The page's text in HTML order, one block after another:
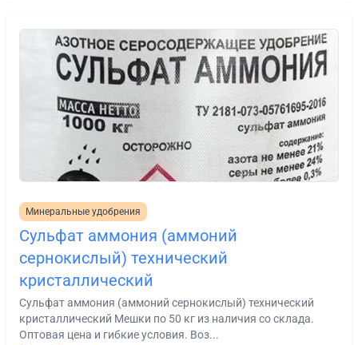
Минеральные удобрения
Сульфат аммония (аммоний
сернокислый) технический
кристаллический
Сульфат аммония (аммоний сернокислый) технический
кристаллический Мешки по 50 кг из наличия со склада.
Оптовая цена и гибкие условия. Воз...